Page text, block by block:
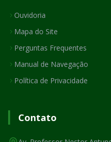
Ouvidoria
Mapa do Site
Perguntas Frequentes
Manual de Navegação
Política de Privacidade
Contato